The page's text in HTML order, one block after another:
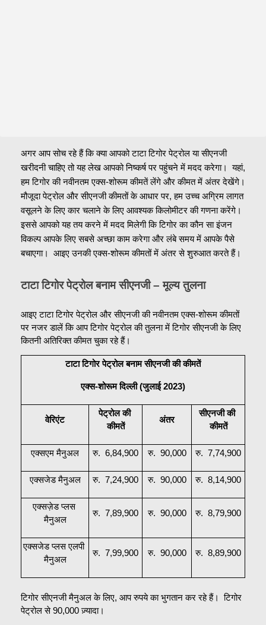
अगर आप सोच रहे हैं कि क्या आपको टाटा टिगोर पेट्रोल या सीएनजी
खरीदनी चाहिए तो यह लेख आपको निष्कर्ष पर पहुंचने में मदद करेगा।  यहां,
हम टिगोर की नवीनतम एक्स-शोरूम कीमतें लेंगे और कीमत में अंतर देखेंगे।
मौजूदा पेट्रोल और सीएनजी कीमतों के आधार पर, हम उच्च अग्रिम लागत
वसूलने के लिए कार चलाने के लिए आवश्यक किलोमीटर की गणना करेंगे।
इससे आपको यह तय करने में मदद मिलेगी कि टिगोर का कौन सा इंजन
विकल्प आपके लिए सबसे अच्छा काम करेगा और लंबे समय में आपके पैसे
बचाएगा।  आइए उनकी एक्स-शोरूम कीमतों में अंतर से शुरुआत करते हैं।
टाटा टिगोर पेट्रोल बनाम सीएनजी – मूल्य तुलना
आइए टाटा टिगोर पेट्रोल और सीएनजी की नवीनतम एक्स-शोरूम कीमतों
पर नजर डालें कि आप टिगोर पेट्रोल की तुलना में टिगोर सीएनजी के लिए
कितनी अतिरिक्त कीमत चुका रहे हैं।
टाटा टिगोर पेट्रोल बनाम सीएनजी की कीमतें
एक्स-शोरूम दिल्ली (जुलाई 2023)
वेरिएंट
पेट्रोल की
कीमतें
अंतर
सीएनजी की
कीमतें
एक्सएम मैनुअल रु.  6,84,900 रु.  90,000 रु.  7,74,900
एक्सजेड मैनुअल रु.  7,24,900 रु.  90,000 रु.  8,14,900
एक्सज़ेड प्लस
मैनुअल
रु.  7,89,900 रु.  90,000 रु.  8,79,900
एक्सजेड प्लस एलपी
मैनुअल
रु.  7,99,900 रु.  90,000 रु.  8,89,900
टिगोर सीएनजी मैनुअल के लिए, आप रुपये का भुगतान कर रहे हैं।  टिगोर
पेट्रोल से 90,000 ज़्यादा।